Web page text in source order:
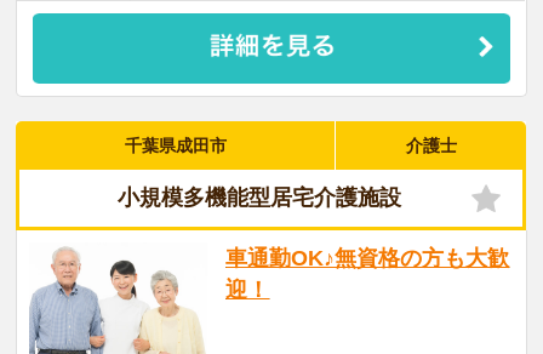
千葉県成田市 介護士
小規模多機能型居宅介護施設
車通勤OK♪無資格の方も大歓
迎！